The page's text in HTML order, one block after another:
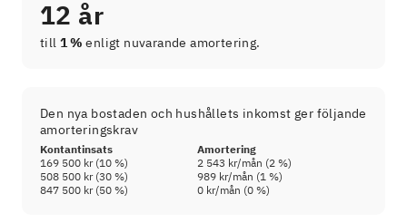
12 år
till 1 % enligt nuvarande amortering.
Den nya bostaden och hushållets inkomst ger följande
amorteringskrav
Kontantinsats
Amortering
169 500 kr(10 %) 2 543 kr/mån (2 %)
508 500 kr(30 %) 989 kr/mån (1 %)
847 500 kr(50 %) 0 kr/mån (0 %)